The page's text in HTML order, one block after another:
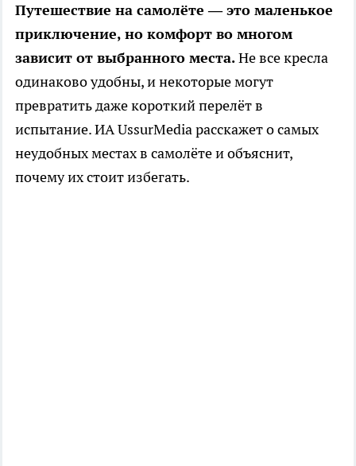
Путешествие на самолёте — это маленькое
приключение, но комфорт во многом
зависит от выбранного места.Не все кресла
одинаково удобны, и некоторые могут
превратить даже короткий перелёт в
испытание. ИА UssurMedia расскажет о самых
неудобных местах в самолёте и объяснит,
почему их стоит избегать.